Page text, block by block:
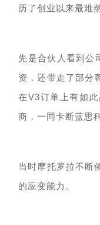
历了创业以来最难
先是合伙人看到公
资，还带走了部分
在V3订单上有如
商，一同卡断蓝思
当时摩托罗拉不断
的应变能力。